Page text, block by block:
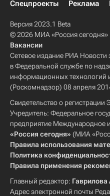
Спецпроекты
Реклама
Версия 2023.1 Beta
© 2026 МИА «Россия сегодня»
Вакансии
Сетевое издание РИА Новости
в Федеральной службе по
информационных технологий
(Роскомнадзор) 08 апреля
Свидетельство о
Учредитель: Федеральное
предприятие Международное
«Россия сегодня» (МИА
Правила использования
Политика
Правила применения
Главный редактор: Гаврилова
Адрес электронной почты